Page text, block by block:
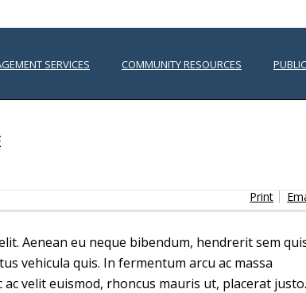
SERVICES COMMUNITY RESOURCES
Print
Aenean eu neque bibendum, hendrerit sem
vehicula quis. In fermentum arcu ac massa
velit euismod, rhoncus mauris ut, placerat justo.